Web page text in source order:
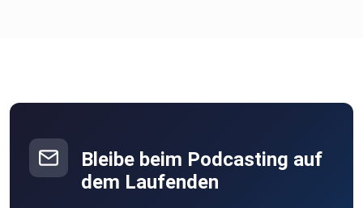
Bleibe beim Podcasting auf
dem Laufenden